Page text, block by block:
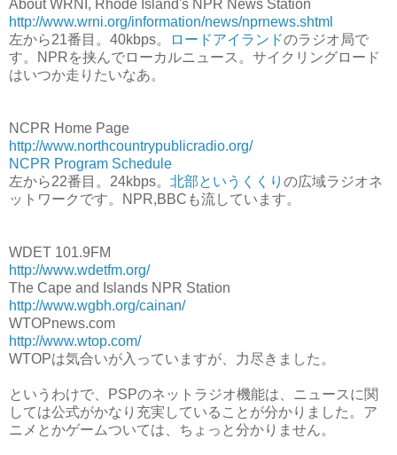
About WRNI, Rhode Island's NPR News Station
http://www.wrni.org/information/news/nprnews.shtml
左から21番目。40kbps。
ロードアイランドのラジオ局で
す。NPRを挟んでローカルニュース。サイクリングロード
はいつか走りたいなあ。
NCPR Home Page
http://www.northcountrypublicradio.org/
NCPR Program Schedule
左から22番目。24kbps。 北部というくくり の広域ラジオネ
ットワークです。NPR,BBCも流しています。
WDET 101.9FM
http://www.wdetfm.org/
The Cape and Islands NPR Station
http://www.wgbh.org/cainan/
WTOPnews.com
http://www.wtop.com/
WTOPは気合いが入っていますが、力尽きました。
というわけで、PSPのネットラジオ機能は、ニュースに関
しては公式がかなり充実していることが分かりました。ア
ニメとかゲームついては、ちょっと分かりません。